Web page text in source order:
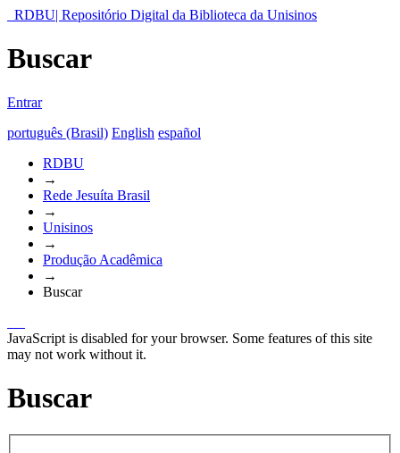
RDBU| Repositório Digital da Biblioteca da Unisinos
Buscar
Entrar
português (Brasil) English español
RDBU
→
Rede Jesuíta Brasil
→
Unisinos
→
Produção Acadêmica
→
Buscar
JavaScript is disabled for your browser. Some features of this site
may not work without it.
Buscar